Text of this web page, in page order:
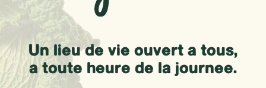
Un lieu de vie ouvert à tous,
à toute heure de la journée.